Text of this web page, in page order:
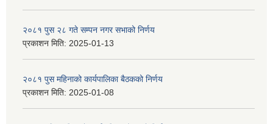
२०८१ पुस २८ गते सम्प‍न नगर सभाको निर्णय
प्रकाशन मिति: 2025-01-13
२०८१ पुस महिनाको कार्यपालिका बैठकको निर्णय
प्रकाशन मिति: 2025-01-08